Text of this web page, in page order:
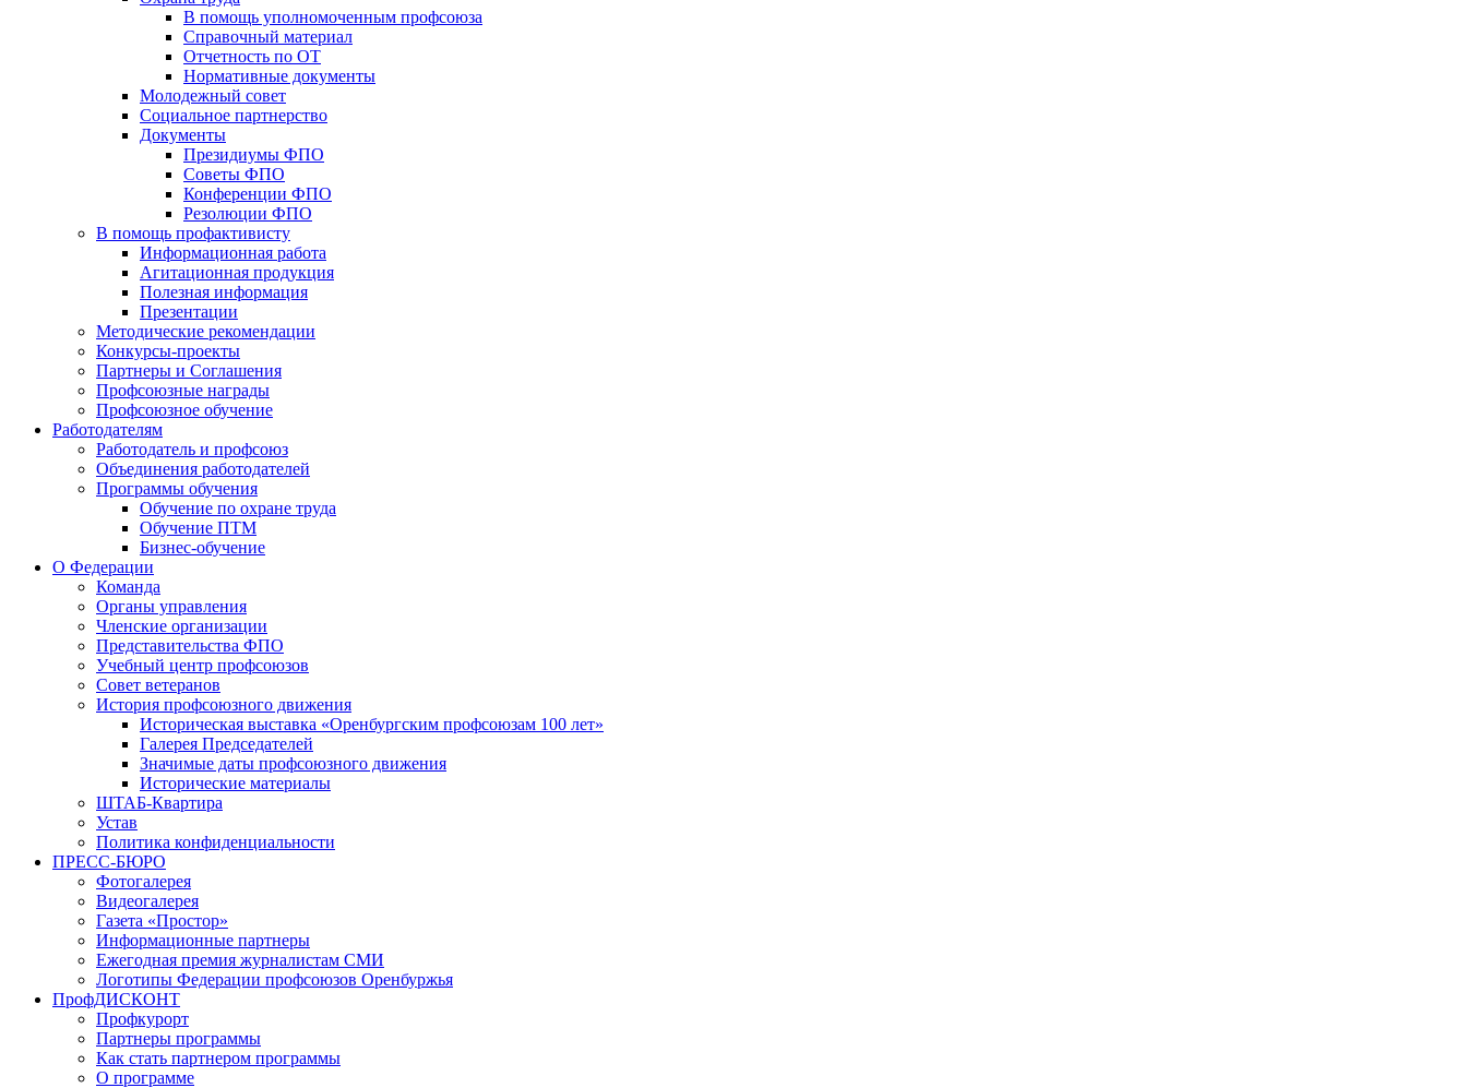
В помощь уполномоченным профсоюза
Справочный материал
Отчетность по ОТ
Нормативные документы
Молодежный совет
Социальное партнерство
Документы
Президиумы ФПО
Советы ФПО
Конференции ФПО
Резолюции ФПО
В помощь профактивисту
Информационная работа
Агитационная продукция
Полезная информация
Презентации
Методические рекомендации
Конкурсы-проекты
Партнеры и Соглашения
Профсоюзные награды
Профсоюзное обучение
Работодателям
Работодатель и профсоюз
Объединения работодателей
Программы обучения
Обучение по охране труда
Обучение ПТМ
Бизнес-обучение
О Федерации
Команда
Органы управления
Членские организации
Представительства ФПО
Учебный центр профсоюзов
Совет ветеранов
История профсоюзного движения
Историческая выставка «Оренбургским профсоюзам 100 лет»
Галерея Председателей
Значимые даты профсоюзного движения
Исторические материалы
ШТАБ-Квартира
Устав
Политика конфиденциальности
ПРЕСС-БЮРО
Фотогалерея
Видеогалерея
Газета «Простор»
Информационные партнеры
Ежегодная премия журналистам СМИ
Логотипы Федерации профсоюзов Оренбуржья
ПрофДИСКОНТ
Профкурорт
Партнеры программы
Как стать партнером программы
О программе